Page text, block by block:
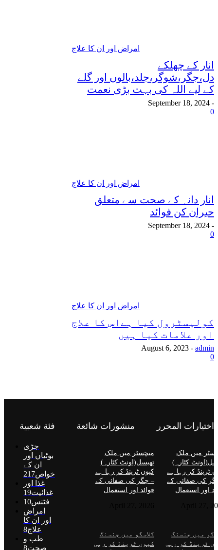
امراض اور ان کا علاج
انار کے چھلکے
دل،جگر،شوگر،جلد،بالوں اور گلے
کے لیے اللہ کی بہت بڑی نعمت
-
September 18, 2024
0
امراض اور ان کا علاج
انار دانہ کے صحت سے متعلق
حیران کن فوائد
-
September 18, 2024
0
امراض اور ان کا علاج
کولیسٹرول کیا ہےاس کا علاج
اور علامات کیا ہیں
admin
-
August 6, 2023
0
اختيارات المحرر
میں ملک
کٹارہ)
ٹرینڈ کر رہا ہے
کی صفائی کے
اور استعمال
April 27,
میں جنسنگ
ٹرینڈ کر رہی
منشورات شائعة
منچسٹر میں ملک
تھیسل(اونٹ کٹارہ)
کیوں ٹرینڈ کر رہا ہے
– جگر کی صفائی کے
فوائد اور استعمال
گلاسگو میں جنسنگ
کیوں ٹرینڈ کر رہی
فئة شعبية
جڑی
بوٹیاں اور
ان کے
خواص217
غذا اور
غذائیت19
فٹنس10
امراض
اور ان کا
علاج8
طب و
صحت8